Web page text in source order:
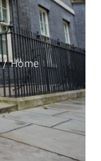
Home